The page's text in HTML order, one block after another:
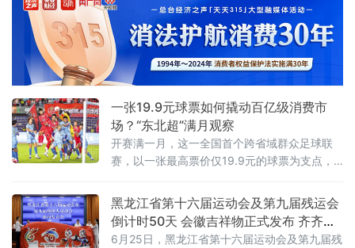
齐齐哈尔圣金旅游发展有限公司承办，辽宁维思天品体育发展有限
公司专业运营。二十四年
一张19.9元球票如何撬动百亿级消费市
场？“东北超”满月观察
开赛满一月，这一全国首个跨省域群众足球联
赛，以一张最高票价仅19.9元的球票为支点，
济”：一张球票变成“旅行通行证”“东北超”是全国
首个由辽吉黑蒙联合主办的群众足球赛事，沈
阳、大
黑龙江省第十六届运动会及第九届残运会
倒计时50天 会徽吉祥物正式发布 齐齐哈
尔时隔26年再迎省级顶级赛事
6月25日，黑龙江省第十六届运动会及第九届残